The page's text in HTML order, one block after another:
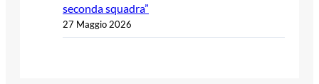
seconda squadra”
27 Maggio 2026